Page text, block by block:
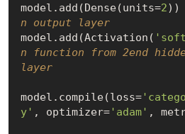
model.add(Dense(units=2))
n output layer
model.add(Activation(
n function from 2end
layer
model.compile(loss=
y' , optimizer='adam' ,